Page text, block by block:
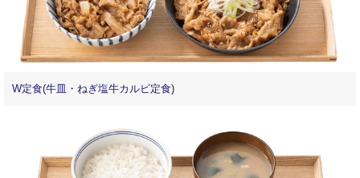
W定食(牛皿・ねぎ塩牛カルビ定食)